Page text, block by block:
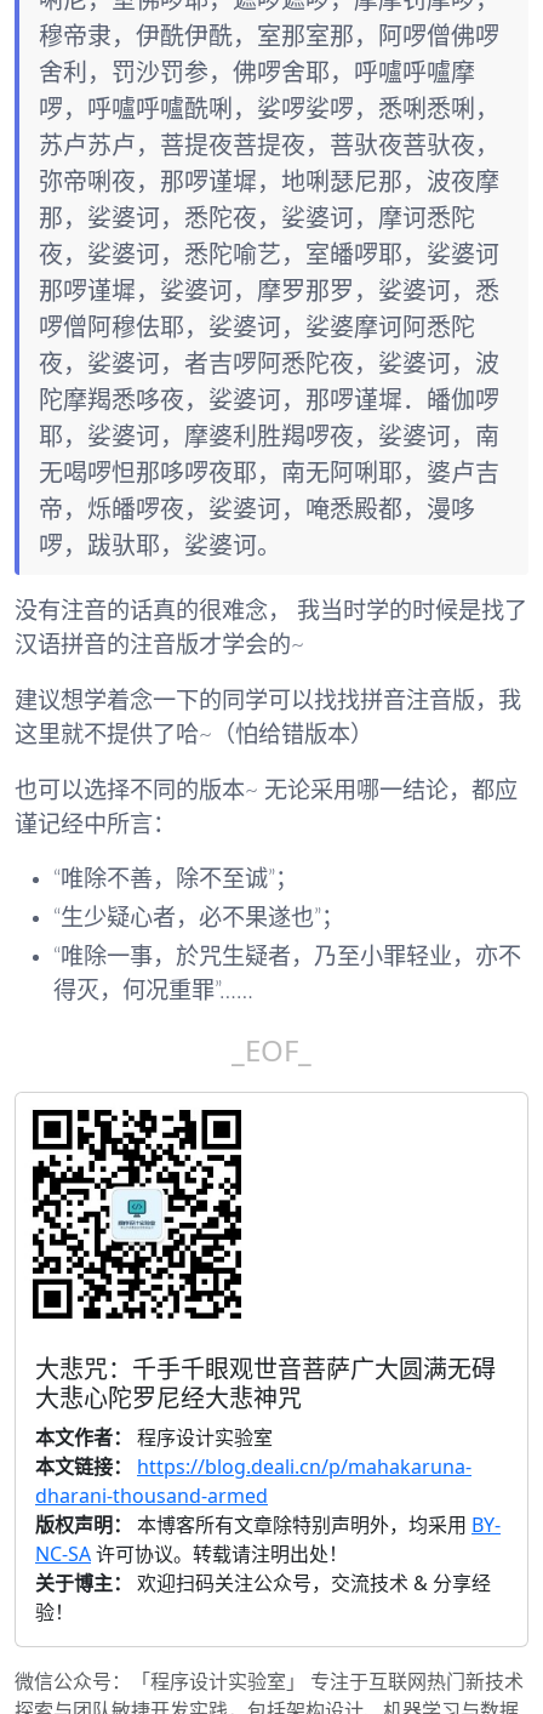
穆帝隶，伊酰伊酰，室那室那，阿啰僧佛啰
舍利，罚沙罚参，佛啰舍耶，呼嚧呼嚧摩
啰，呼嚧呼嚧酰唎，娑啰娑啰，悉唎悉唎，
苏卢苏卢，菩提夜菩提夜，菩驮夜菩驮夜，
弥帝唎夜，那啰谨墀，地唎瑟尼那，波夜摩
那，娑婆诃，悉陀夜，娑婆诃，摩诃悉陀
夜，娑婆诃，悉陀喻艺，室皤啰耶，娑婆诃
那啰谨墀，娑婆诃，摩罗那罗，娑婆诃，悉
啰僧阿穆佉耶，娑婆诃，娑婆摩诃阿悉陀
夜，娑婆诃，者吉啰阿悉陀夜，娑婆诃，波
陀摩羯悉哆夜，娑婆诃，那啰谨墀．皤伽啰
耶，娑婆诃，摩婆利胜羯啰夜，娑婆诃，南
无喝啰怛那哆啰夜耶，南无阿唎耶，婆卢吉
帝，烁皤啰夜，娑婆诃，唵悉殿都，漫哆
啰，跋驮耶，娑婆诃。
没有注音的话真的很难念， 我当时学的时候是找了
汉语拼音的注音版才学会的~
建议想学着念一下的同学可以找找拼音注音版，我
这里就不提供了哈~（怕给错版本）
也可以选择不同的版本~ 无论采用哪一结论，都应
谨记经中所言：
“唯除不善，除不至诚”；
“生少疑心者，必不果遂也”；
“唯除一事，於咒生疑者，乃至小罪轻业，亦不
得灭，何况重罪”……
_EOF_
大悲咒：千手千眼观世音菩萨广大圆满无碍
大悲心陀罗尼经大悲神咒
本文作者：
程序设计实验室
本文链接：
https://blog.deali.cn/p/mahakaruna-
dharani-thousand-armed
版权声明：
本博客所有文章除特别声明外，均采用 BY-
NC-SA许可协议。转载请注明出处！
关于博主：
欢迎扫码关注公众号，交流技术 & 分享经
验！
微信公众号：「程序设计实验室」 专注于互联网热门新技术